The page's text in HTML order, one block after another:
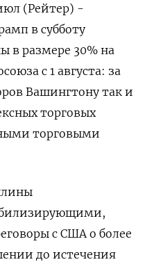
(Рейтер) -
в субботу
в размере 30% на
с 1 августа: за
Вашингтону так и
торговых
торговыми
с США о более
до истечения